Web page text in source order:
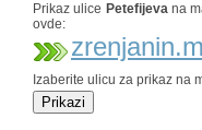
Prikaz ulice Petefijevana
ovde:
Izaberite ulicu za prikaz na